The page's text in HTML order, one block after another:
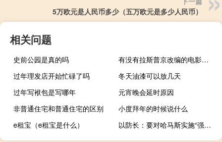
5万欧元是人民币多少（五万欧元是多少人民币）
相关问题
史前公园是真的吗
有没有拉斯普京改编的电影（拉斯普京电影）
过年理发店开始忙碌了吗
冬天油漆可以放几天
过年写袱包是写哪年
元宵晚会延时原因
非普通住宅和普通住宅的区别
小度拜年的时候说什么
e租宝（e租宝是什么）
以防长：要对哈马斯实施“强有力报复”以军预备役军人人数达36万